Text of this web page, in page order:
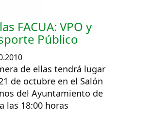
FACUA: VPO y
Público
de ellas tendrá lugar
de octubre en el Salón
del Ayuntamiento de
las 18:00 horas